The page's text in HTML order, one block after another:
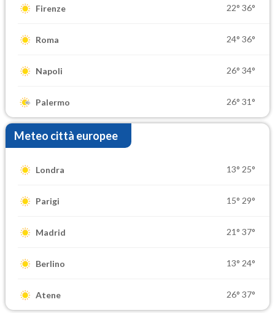
Firenze 22° 36°
Roma 24° 36°
Napoli 26° 34°
Palermo 26° 31°
Meteo città europee
Londra 13° 25°
Parigi 15° 29°
Madrid 21° 37°
Berlino 13° 24°
Atene 26° 37°